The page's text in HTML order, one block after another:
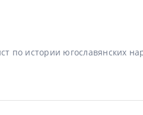
по истории югославянских